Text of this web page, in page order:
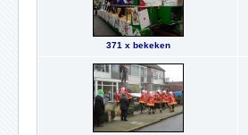
371 x bekeken